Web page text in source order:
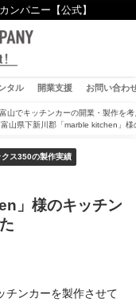
ンパニー【公式】
タル 開業支援 お問い合わ
富山でキッチンカーの開業・製作を
富山県下新川郡「marble kitchen」
クス350の製作実績
」様のキッチン
チンカーを製作させて